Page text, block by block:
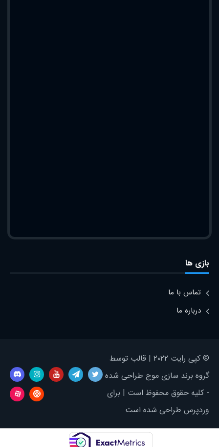
بازی ها
تماس با ما
درباره ما
© کپی رایت ۲۰۲۲ | قالب توسط
گروه برند سازی موج طراحی شده
- کلیه حقوق محفوظ است | برای
وردپرس طراحی شده است